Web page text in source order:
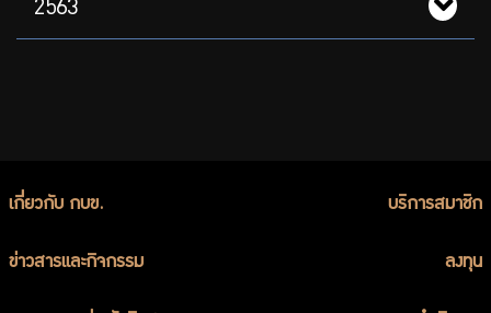
2563
เกี่ยวกับ กบข. บริการสมาชิก
ข่าวสารและกิจกรรม ลงทุน